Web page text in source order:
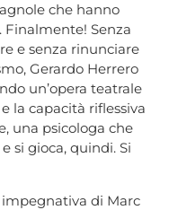
che hanno
Senza
e senza rinunciare
Gerardo Herrero
un’opera teatrale
la capacità riflessiva
una psicologa che
si gioca, quindi. Si
di Marc